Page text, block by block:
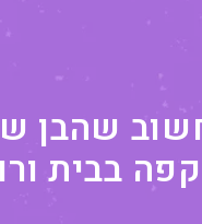
שהבן
בבית